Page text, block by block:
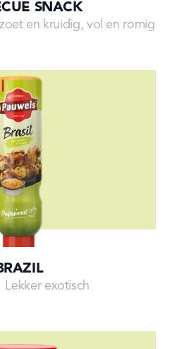
SNACK
en kruidig, vol en romig
Lekker exotisch